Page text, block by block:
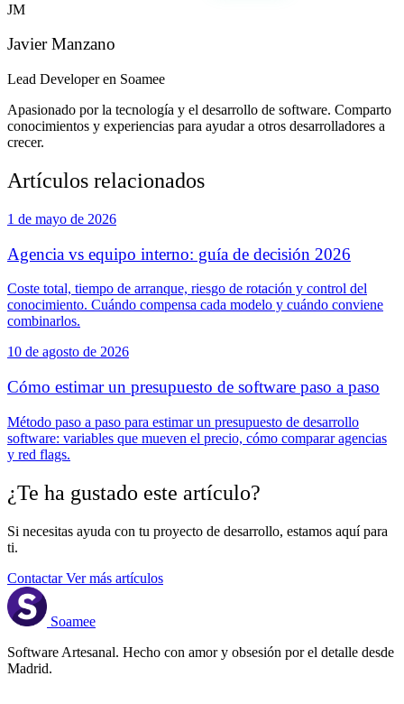
JM
Javier Manzano
Lead Developer en Soamee
Apasionado por la tecnología y el desarrollo de software. Comparto
conocimientos y experiencias para ayudar a otros desarrolladores a
crecer.
Artículos relacionados
1 de mayo de 2026
Agencia vs equipo interno: guía de decisión 2026
Coste total, tiempo de arranque, riesgo de rotación y control del
conocimiento. Cuándo compensa cada modelo y cuándo conviene
combinarlos.
10 de agosto de 2026
Cómo estimar un presupuesto de software paso a paso
Método paso a paso para estimar un presupuesto de desarrollo
software: variables que mueven el precio, cómo comparar agencias
y red flags.
¿Te ha gustado este artículo?
Si necesitas ayuda con tu proyecto de desarrollo, estamos aquí para
ti.
ContactarVer más artículos
Soamee
Software Artesanal. Hecho con amor y obsesión por el detalle desde
Madrid.